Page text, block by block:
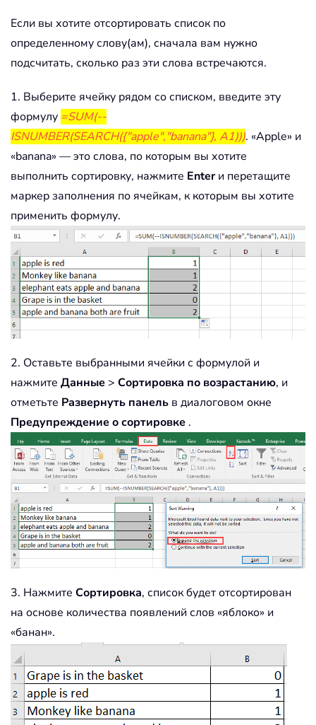
Если вы хотите отсортировать список по
определенному слову(ам), сначала вам нужно
подсчитать, сколько раз эти слова встречаются.
1. Выберите ячейку рядом со списком, введите эту
формулу =SUM(--
ISNUMBER(SEARCH({"apple","banana"}, A1))). «Apple» и
«banana» — это слова, по которым вы хотите
выполнить сортировку, нажмите Enterи перетащите
маркер заполнения по ячейкам, к которым вы хотите
применить формулу.
2. Оставьте выбранными ячейки с формулой и
нажмите Данные > Сортировка по возрастанию, и
отметьте Развернуть панель в диалоговом окне
Предупреждение о сортировке .
3. Нажмите Сортировка, список будет отсортирован
на основе количества появлений слов «яблоко» и
«банан».